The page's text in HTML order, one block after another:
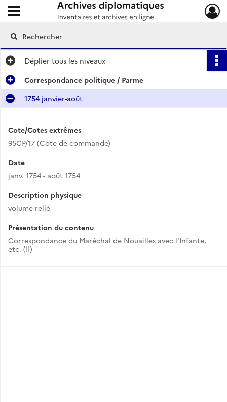
Archives diplomatiques
Ouvrir le menu déroulant
Déplier tous les niveaux
Correspondance politique / Parme
1754 janvier-août
Cote/Cotes extrêmes
95CP/17 (Cote de commande)
Date
janv. 1754 - août 1754
Description physique
volume relié
Présentation du contenu
Correspondance du Maréchal de Nouailles avec l'Infante,
etc. (II)